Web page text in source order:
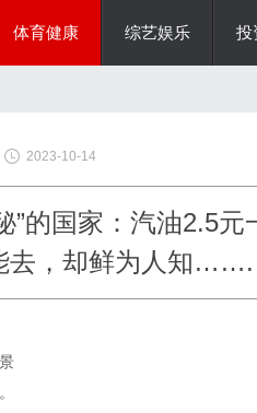
体育健康 综艺娱乐 投
2023-10-14
”的国家：汽油2.5
去，却鲜为人知…….